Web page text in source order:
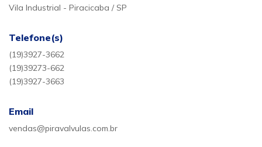
Vila Industrial - Piracicaba / SP
Telefone(s)
(19)3927-3662
(19)39273-662
(19)3927-3663
Email
vendas@piravalvulas.com.br